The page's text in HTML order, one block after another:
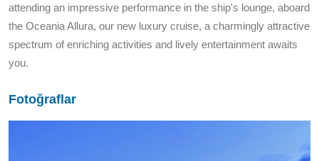
attending an impressive performance in the ship's lounge, aboard
the Oceania Allura, our new luxury cruise, a charmingly attractive
spectrum of enriching activities and lively entertainment awaits
you.
Fotoğraflar